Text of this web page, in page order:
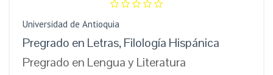
Universidad de Antioquia
Pregrado en Letras, Filología Hispánica
Pregrado en Lengua y Literatura